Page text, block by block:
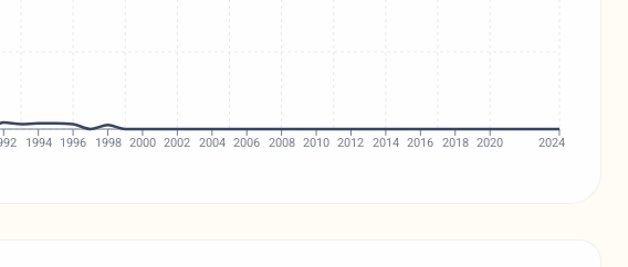
1994 1996 1998 2000 2002 2004 2006 2008 2010 2012 2014 2016 2018 2020 2024